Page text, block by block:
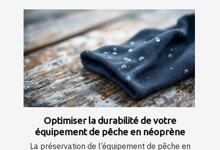
Optimiser la durabilité de votre
équipement de pêche en néoprène
La préservation de l’équipement de pêche en